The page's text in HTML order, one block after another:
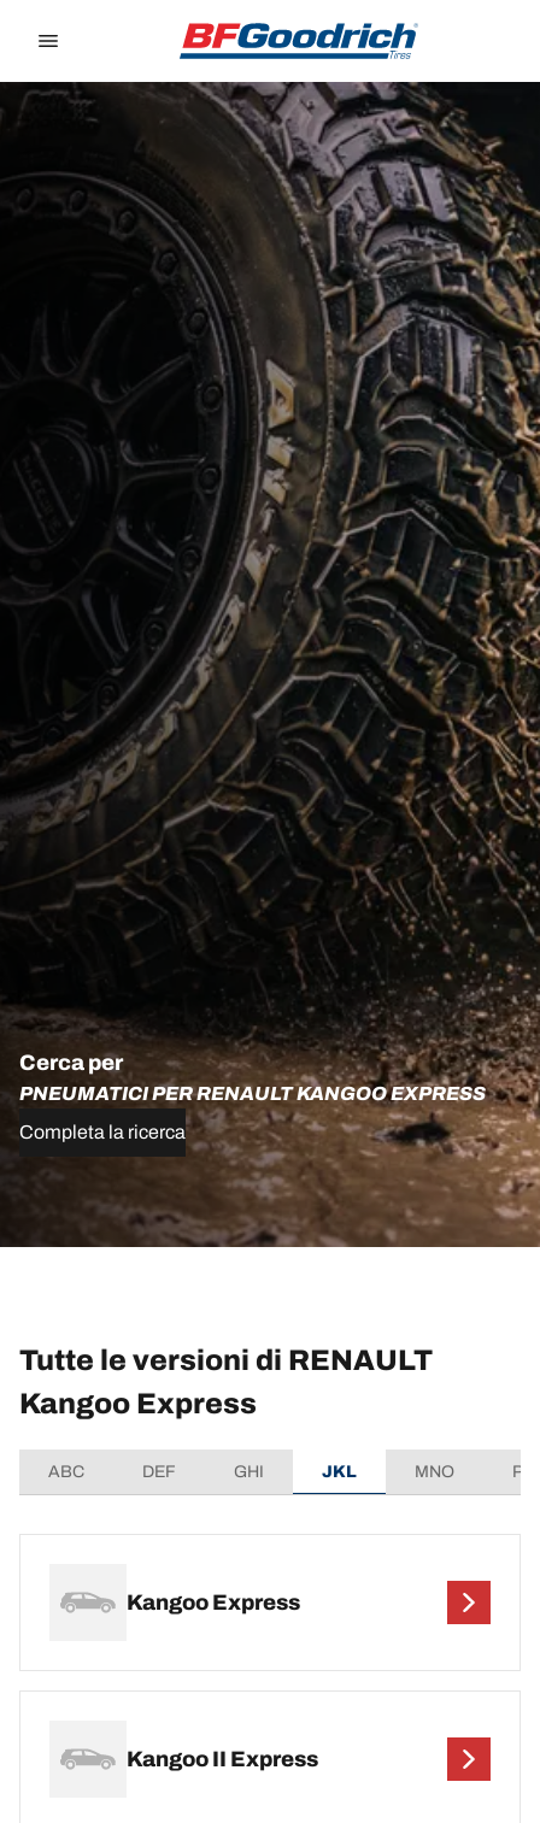
Cerca per
PNEUMATICI PER RENAULT KANGOO EXPRESS
Completa la ricerca
Tutte le versioni di RENAULT
Kangoo Express
ABC DEF GHI JKL MNO
Kangoo Express
Kangoo II Express